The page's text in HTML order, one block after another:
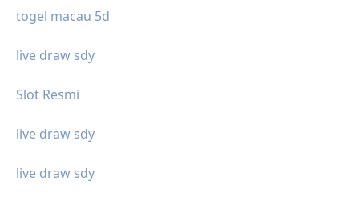
togel macau 5d
live draw sdy
Slot Resmi
live draw sdy
live draw sdy